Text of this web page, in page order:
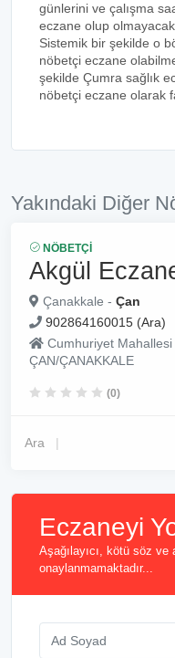
günlerini ve çalışma
eczane olup
Sistemik bir şekilde o
nöbetçi eczane
şekilde Çumra sağlık
nöbetçi eczane olarak
Yakındaki Diğer
NÖBETÇI
Akgül
Çanakkale - Çan
902864160015 (Ara)
Cumhuriyet
ÇAN/ÇANAKKALE
(0)
Ara
Eczaneyi
Aşağılayıcı, kötü söz ve
onaylanmamaktadır...